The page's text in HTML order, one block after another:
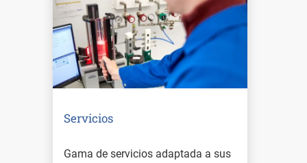
Servicios
Gama de servicios adaptada a sus